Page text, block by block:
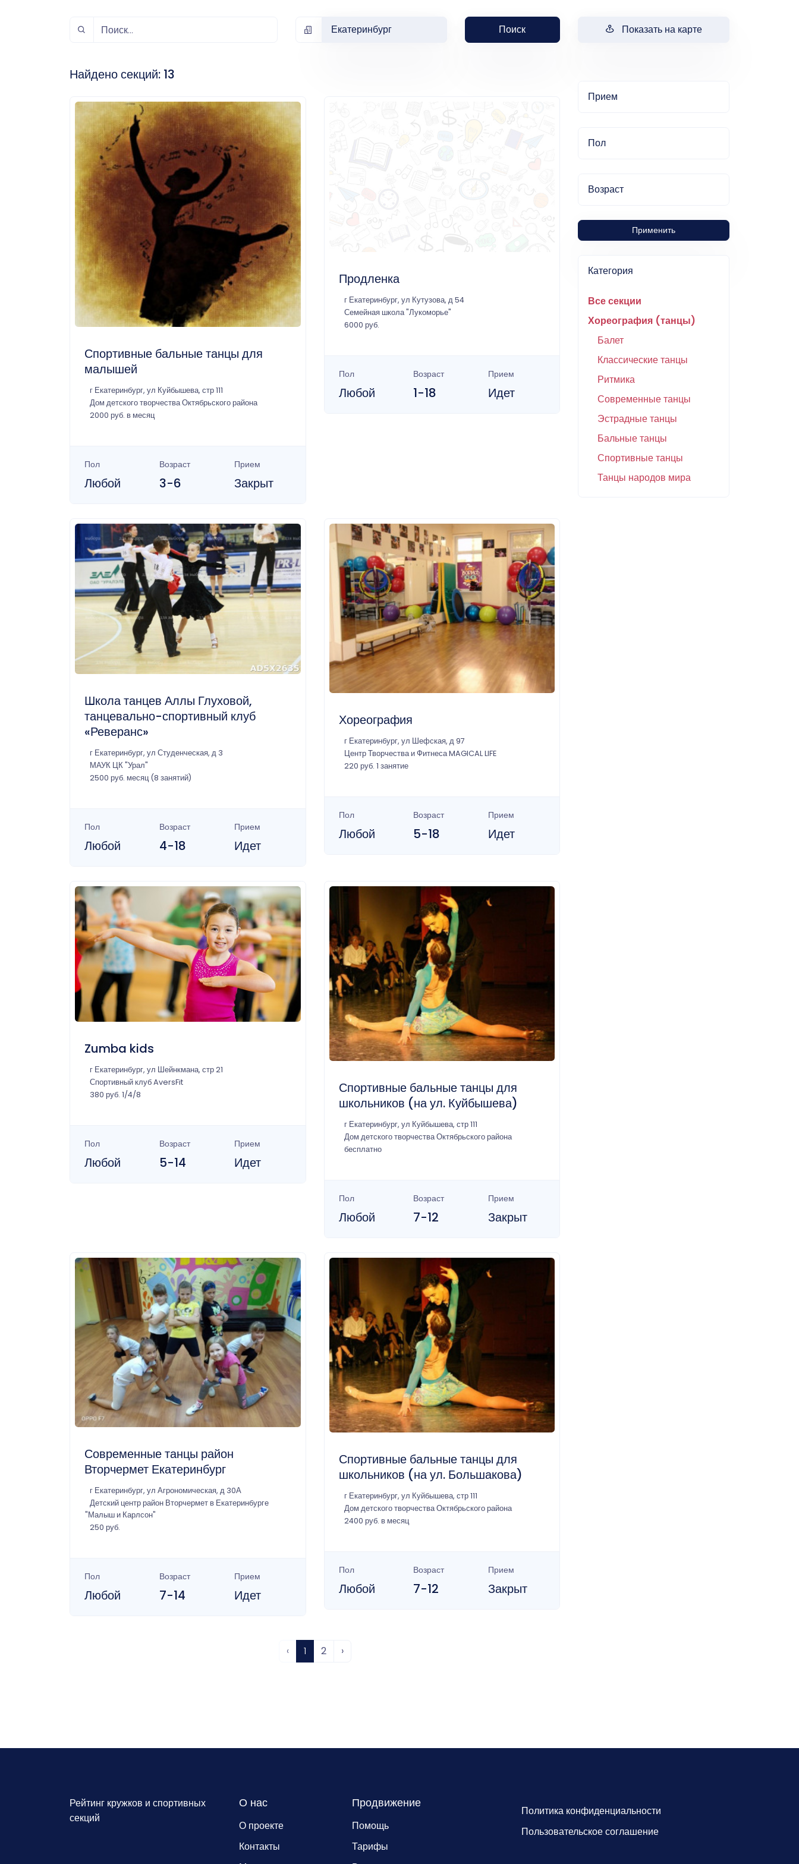
игровой спорт
Екатеринбург Поиск Показать на карте
Прием
Пол
Возраст
Применить
Категория
Все секции
Хореография (танцы)
Балет
Классические танцы
Ритмика
Современные танцы
Эстрадные танцы
Бальные танцы
Спортивные танцы
Танцы народов мира
Найдено секций: 13
Спортивные бальные танцы для
малышей
г Екатеринбург, ул Куйбышева, стр 111
Дом детского творчества Октябрьского района
2000 руб. в месяц
Пол
Любой
Возраст
3-6
Прием
Закрыт
Продленка
г Екатеринбург, ул Кутузова, д 54
Семейная школа "Лукоморье"
6000 руб.
Пол
Любой
Возраст
1-18
Прием
Идет
Школа танцев Аллы Глуховой,
танцевально-спортивный клуб
«Реверанс»
г Екатеринбург, ул Студенческая, д 3
МАУК ЦК "Урал"
2500 руб. месяц (8 занятий)
Пол
Любой
Возраст
4-18
Прием
Идет
Хореография
г Екатеринбург, ул Шефская, д 97
Центр Творчества и Фитнеса MAGICAL LIFE
220 руб. 1 занятие
Пол
Любой
Возраст
5-18
Прием
Идет
Zumba kids
г Екатеринбург, ул Шейнкмана, стр 21
Спортивный клуб AversFit
380 руб. 1/4/8
Пол
Любой
Возраст
5-14
Прием
Идет
Спортивные бальные танцы для
школьников (на ул. Куйбышева)
г Екатеринбург, ул Куйбышева, стр 111
Дом детского творчества Октябрьского района
бесплатно
Пол
Любой
Возраст
7-12
Прием
Закрыт
Современные танцы район
Вторчермет Екатеринбург
г Екатеринбург, ул Агрономическая, д 30А
Детский центр район Вторчермет в Екатеринбурге
"Малыш и Карлсон"
250 руб.
Пол
Любой
Возраст
7-14
Прием
Идет
Спортивные бальные танцы для
школьников (на ул. Большакова)
г Екатеринбург, ул Куйбышева, стр 111
Дом детского творчества Октябрьского района
2400 руб. в месяц
Пол
Любой
Возраст
7-12
Прием
Закрыт
‹ 1 2 ›
Рейтинг кружков и спортивных
секций
О нас
О проекте
Контакты
Продвижение
Помощь
Тарифы
Политика конфиденциальности
Пользовательское соглашение